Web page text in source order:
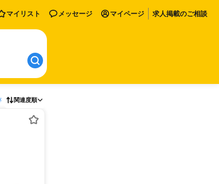
マイリスト メッセージ マイページ 求人掲載のご相談
関連度順